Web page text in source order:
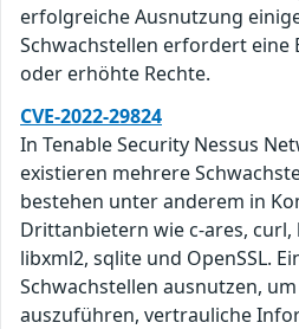
erfolgreiche Ausnutzung
Schwachstellen erfordert
oder erhöhte Rechte.
CVE-2022-29824
In Tenable Security Nessus
existieren mehrere
bestehen unter anderem in
Drittanbietern wie c-ares, curl,
libxml2, sqlite und OpenSSL.
Schwachstellen ausnutzen,
auszuführen, vertrauliche